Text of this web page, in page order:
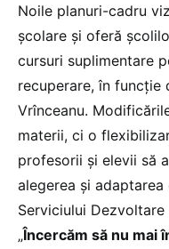
Noile planuri-cadru
școlare și oferă
cursuri suplimentare
recuperare, în funcție
Vrînceanu.
materii, ci o
profesorii și elevii să
alegerea și
Serviciului
„Încercăm să nu mai